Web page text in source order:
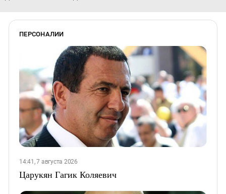
ПЕРСОНАЛИИ
14:41, 7 августа 2026
Царукян Гагик Коляевич